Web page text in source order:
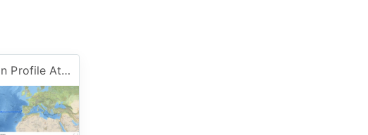
Demo - Elevation Profile Atlantic Ocean